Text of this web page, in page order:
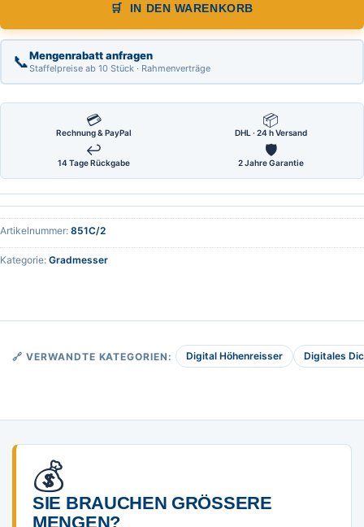
IN DEN WARENKORB
📞Mengenrabatt anfragen
Staffelpreise ab 10 Stück · Rahmenverträge
💳
Rechnung & PayPal
📦
DHL · 24 h Versand
↩
14 Tage Rückgabe
🛡
2 Jahre Garantie
Artikelnummer: 851C/2
Kategorie: Gradmesser
🔗 VERWANDTE KATEGORIEN: Digital Höhenreisser Digitales
💰
SIE BRAUCHEN GRÖSSERE M
ENGEN?